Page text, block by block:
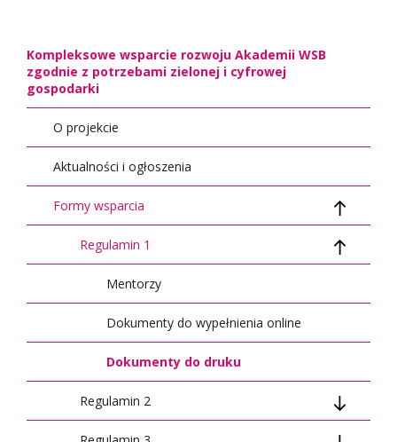
Kompleksowe wsparcie rozwoju Akademii WSB
zgodnie z potrzebami zielonej i cyfrowej
gospodarki
O projekcie
Aktualności i ogłoszenia
Formy wsparcia
Regulamin 1
Mentorzy
Dokumenty do wypełnienia online
Dokumenty do druku
Regulamin 2